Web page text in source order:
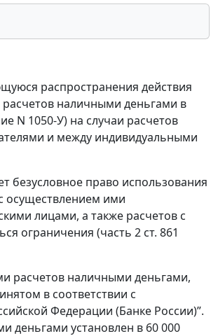
распространения действия
расчетов наличными деньгами в
N 1050-У) на случаи расчетов
и между индивидуальными
безусловное право использования
осуществлением ими
лицами, а также расчетов с
ограничения (часть 2 ст. 861
расчетов наличными деньгами,
в соответствии с
Федерации (Банке России)”.
деньгами установлен в 60 000